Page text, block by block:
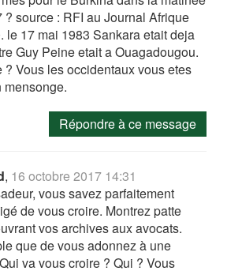
? source : RFI au Journal Afrique
le 17 mai 1983 Sankara etait deja
Guy Peine etait a Ouagadougou.
Vous les occidentaux vous etes
Répondre à ce message
, 16 octobre 2017 14:31
vous savez parfaitement
de vous croire. Montrez patte
vos archives aux avocats.
que de vous adonnez à une
va vous croire ? Qui ? Vous